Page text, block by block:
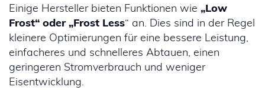
Einige Hersteller bieten Funktionen wie „Low
Frost“ oder „Frost Less“ an. Dies sind in der Regel
kleinere Optimierungen für eine bessere Leistung,
einfacheres und schnelleres Abtauen, einen
geringeren Stromverbrauch und weniger
Eisentwicklung.